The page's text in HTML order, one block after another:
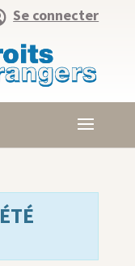
Se connecter